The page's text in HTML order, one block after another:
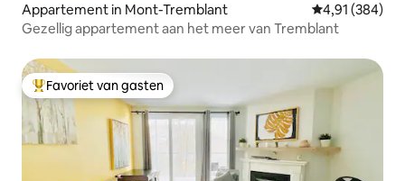
Appartement in Mont-Tremblant Gemiddelde
4,91 (384)
Gezellig appartement aan het meer van Tremblant
Topfavoriet van gasten
Favoriet van gasten